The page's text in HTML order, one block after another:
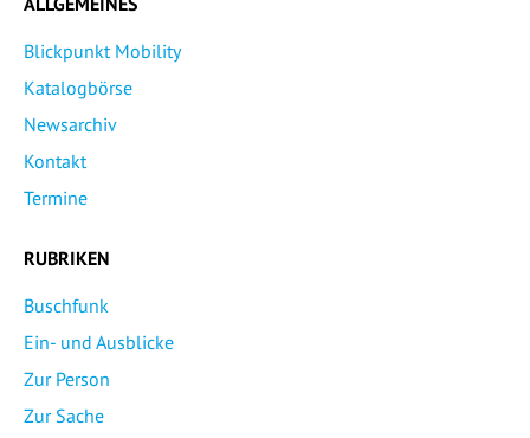
Blickpunkt Mobility
Katalogbörse
Newsarchiv
Kontakt
Termine
RUBRIKEN
Buschfunk
Ein- und Ausblicke
Zur Person
Zur Sache